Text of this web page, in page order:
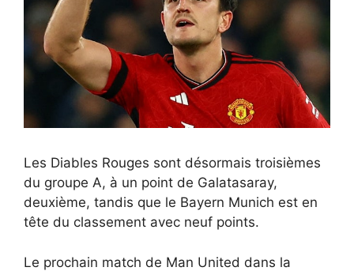
Les Diables Rouges sont désormais troisièmes
du groupe A, à un point de Galatasaray,
deuxième, tandis que le Bayern Munich est en
tête du classement avec neuf points.
Le prochain match de Man United dans la